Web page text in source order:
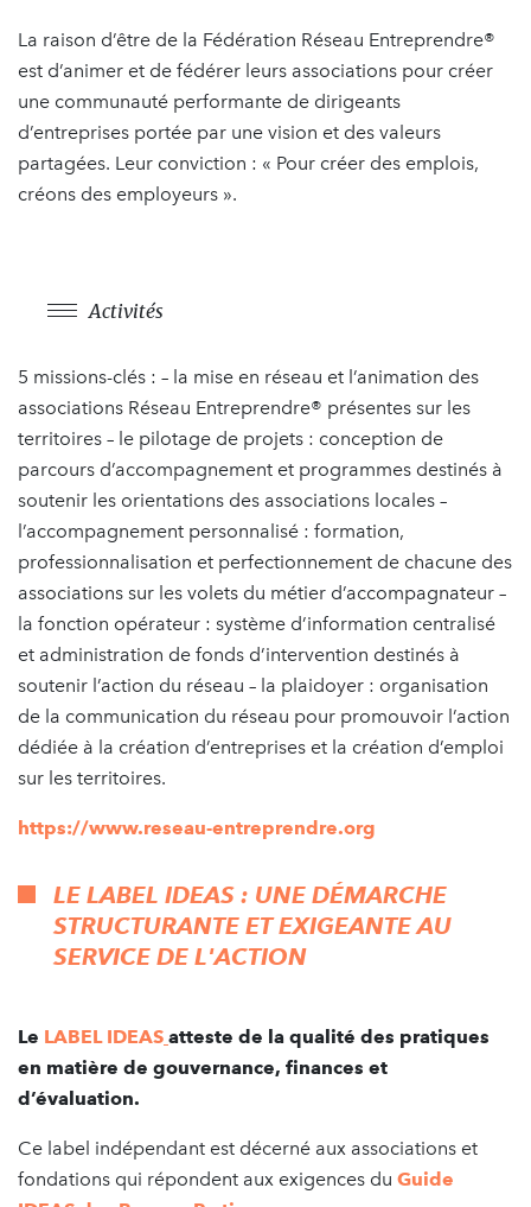
La raison d’être de la Fédération Réseau Entreprendre®
est d’animer et de fédérer leurs associations pour créer
une communauté performante de dirigeants
d’entreprises portée par une vision et des valeurs
partagées. Leur conviction : « Pour créer des emplois,
créons des employeurs ».
Activités
5 missions-clés : – la mise en réseau et l’animation des
associations Réseau Entreprendre® présentes sur les
territoires – le pilotage de projets : conception de
parcours d’accompagnement et programmes destinés à
soutenir les orientations des associations locales –
l’accompagnement personnalisé : formation,
professionnalisation et perfectionnement de chacune des
associations sur les volets du métier d’accompagnateur –
la fonction opérateur : système d’information centralisé
et administration de fonds d’intervention destinés à
soutenir l’action du réseau – la plaidoyer : organisation
de la communication du réseau pour promouvoir l’action
dédiée à la création d’entreprises et la création d’emploi
sur les territoires.
https://www.reseau-entreprendre.org
LE LABEL IDEAS : UNE DÉMARCHE
STRUCTURANTE ET EXIGEANTE AU
SERVICE DE L'ACTION
Le LABEL IDEAS atteste de la qualité des pratiques
en matière de gouvernance, finances et
d’évaluation.
Ce label indépendant est décerné aux associations et
fondations qui répondent aux exigences du Guide